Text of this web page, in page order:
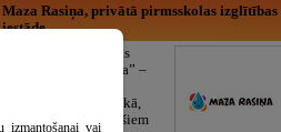
Maza Rasiņa, privātā pirmsskolas izglītības
iestāde
Pirmsskolas izglītības
iestāde “Maza Rasiņa” –
Pārdaugavā, Zasulaukā,
bērniem no 10 mēnešiem
izmantošanai vai